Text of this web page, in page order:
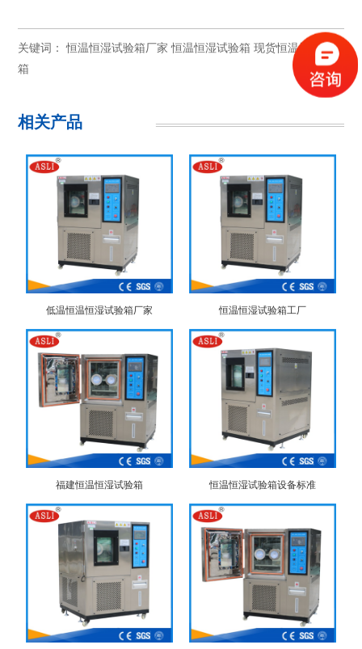
关键词：恒温恒湿试验箱厂家 恒温恒湿试验箱 现货恒温恒湿试验
箱
相关产品
低温恒温恒湿试验箱厂家 恒温恒湿试验箱工厂
福建恒温恒湿试验箱 恒温恒湿试验箱设备标准